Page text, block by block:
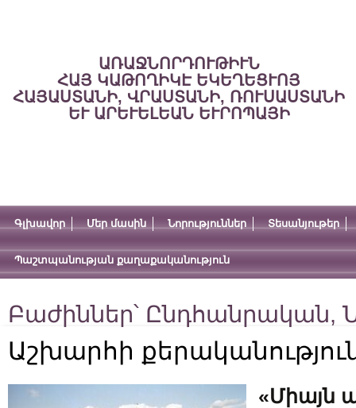
ԱՌԱՋՆՈՐԴՈՒԹԻՒՆ
ՀԱՅ ԿԱԹՈՂԻԿԷ ԵԿԵՂԵՑՒՈՅ
ՀԱՅԱՍՏԱՆԻ, ՎՐԱՍՏԱՆԻ, ՌՈՒՍԱՍՏԱՆԻ
ԵՒ ԱՐԵՒԵԼԵԱՆ ԵՒՐՈՊԱՅԻ
Գլխավոր Մեր մասին Նորություններ Տեսանյութեր
Պաշտպանության քաղաքականություն
Բաժիններ՝ Ընդհանրական,
Աշխարհի
«Միայն